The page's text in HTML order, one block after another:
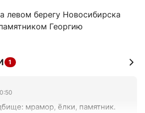
левом берегу Новосибирска
Георгию
1
мрамор, ёлки, памятник.